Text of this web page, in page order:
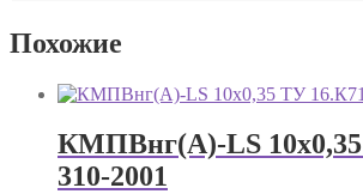
Похожие
КМПВнг(А)-LS
310-2001